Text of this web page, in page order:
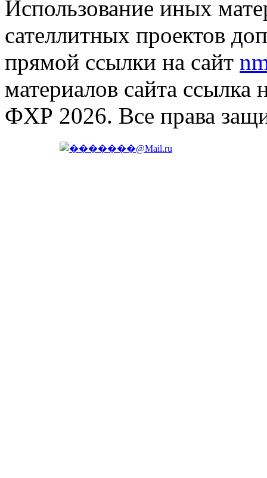
Использование иных
сателлитных проектов
прямой ссылки на сайт
материалов сайта ссылка
ФХР 2026. Все права